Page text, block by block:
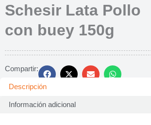
Schesir Lata Pollo
con buey 150g
Compartir:
Descripción
Información adicional